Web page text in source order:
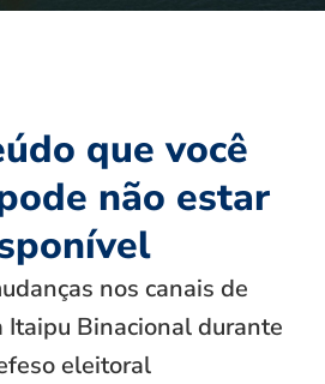
que você
não estar
nos canais de
Itaipu Binacional durante
eleitoral